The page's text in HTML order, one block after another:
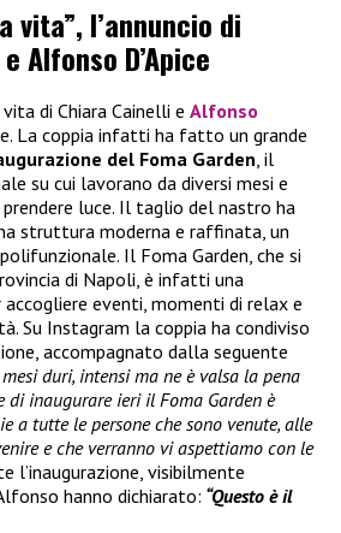
vita”, l’annuncio di
Alfonso D’Apice
di Chiara Cainelli e Alfonso
La coppia infatti ha fatto un grande
del Foma Garden , il
su cui lavorano da diversi mesi e
luce. Il taglio del nastro ha
struttura moderna e raffinata, un
Il Foma Garden, che si
di Napoli, è infatti una
eventi, momenti di relax e
Su Instagram la coppia ha condiviso
accompagnato dalla seguente
duri, intensi ma ne è valsa la pena
di inaugurare ieri il Foma Garden è
a tutte le persone che sono venute, alle
e che verranno vi aspettiamo con le
l’inaugurazione, visibilmente
hanno dichiarato: “Questo è il